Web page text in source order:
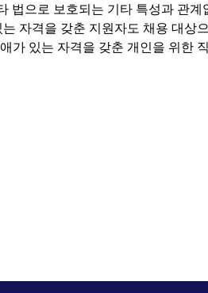
법으로 보호되는 기타 특성과 관
자격을 갖춘 지원자도 채용 대상
가 있는 자격을 갖춘 개인을 위한